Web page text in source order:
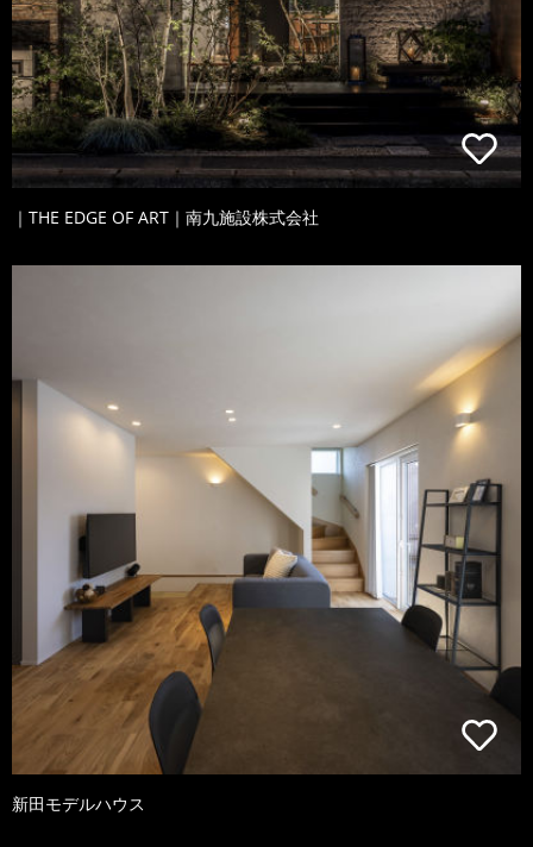
｜THE EDGE OF ART｜南九施設株式会社
新田モデルハウス